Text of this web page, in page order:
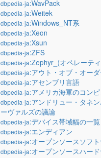
dbpedia-ja:WavPack
dbpedia-ja:Weitek
dbpedia-ja:Windows_NT系
dbpedia-ja:Xeon
dbpedia-ja:Xsun
dbpedia-ja:ZFS
dbpedia-ja:Zephyr_(オペレーテ
dbpedia-ja:アウト・オブ・オー
dbpedia-ja:アセンブリ言語
dbpedia-ja:アメリカ海軍のコン
dbpedia-ja:アンドリュー・タネ
ーヴァルズの議論
dbpedia-ja:デバイス帯域幅の一覧
dbpedia-ja:エンディアン
dbpedia-ja:オープンソースソフ
dbpedia-ja:オープンソースハー